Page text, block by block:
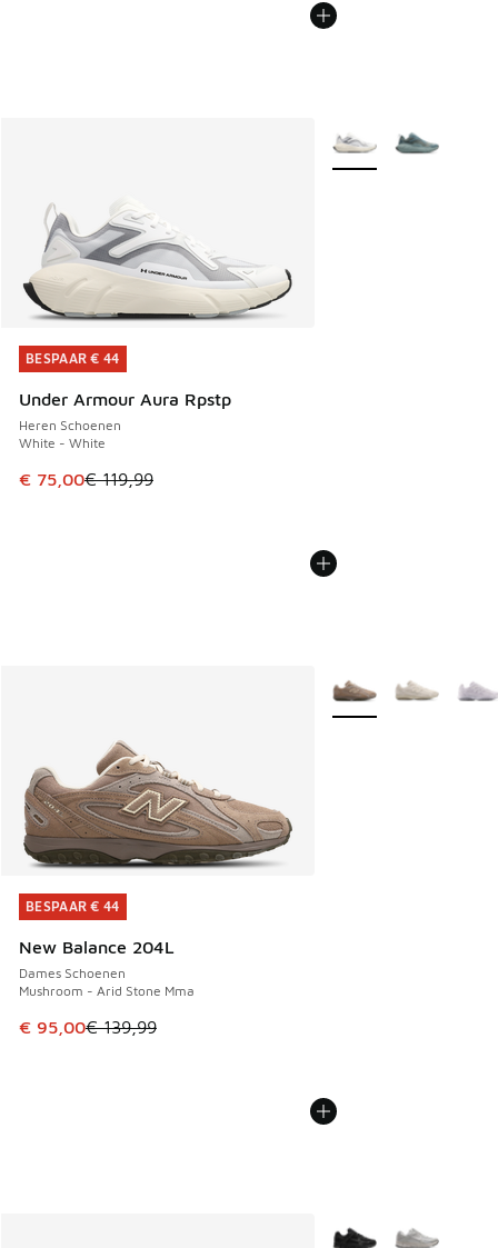
BESPAAR € 44
Under Armour Aura Rpstp
Heren Schoenen
White - White
Dit artikel is in de uitverkoop. Dit artikel is in de
€ 75,00€ 119,99
BESPAAR € 44
Meer kleuren
BESPAAR € 44
New Balance 204L
Dames Schoenen
Mushroom - Arid Stone Mma
Dit artikel is in de uitverkoop. Dit artikel is in de
€ 95,00€ 139,99
BESPAAR € 44
Meer kleuren
Meer kleuren